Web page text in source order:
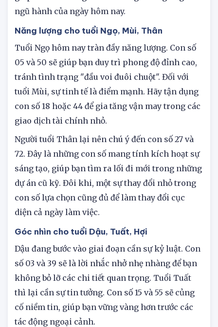
ngũ hành của ngày hôm nay.
Năng lượng cho tuổi Ngọ, Mùi, Thân
Tuổi Ngọ hôm nay tràn đầy năng lượng. Con số
05 và 50 sẽ giúp bạn duy trì phong độ đỉnh cao,
tránh tình trạng "đầu voi đuôi chuột". Đối với
tuổi Mùi, sự tinh tế là điểm mạnh. Hãy tận dụng
con số 18 hoặc 44 để gia tăng vận may trong các
giao dịch tài chính nhỏ.
Người tuổi Thân lại nên chú ý đến con số 27 và
72. Đây là những con số mang tính kích hoạt sự
sáng tạo, giúp bạn tìm ra lối đi mới trong những
dự án cũ kỹ. Đôi khi, một sự thay đổi nhỏ trong
con số lựa chọn cũng đủ để làm thay đổi cục
diện cả ngày làm việc.
Góc nhìn cho tuổi Dậu, Tuất, Hợi
Dậu đang bước vào giai đoạn cần sự kỷ luật. Con
số 03 và 39 sẽ là lời nhắc nhở nhẹ nhàng để bạn
không bỏ lỡ các chi tiết quan trọng. Tuổi Tuất
thì lại cần sự tin tưởng. Con số 15 và 55 sẽ củng
cố niềm tin, giúp bạn vững vàng hơn trước các
tác động ngoại cảnh.